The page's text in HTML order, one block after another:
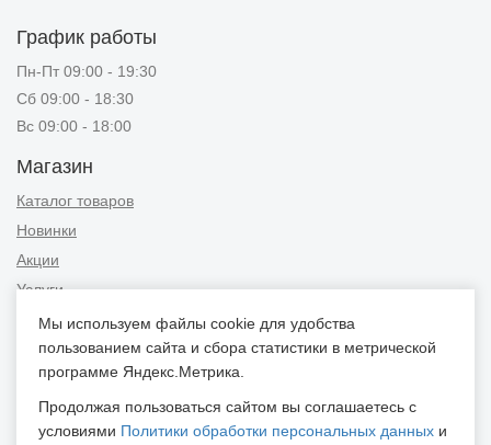
График работы
Пн-Пт 09:00 - 19:30
Сб 09:00 - 18:30
Вс 09:00 - 18:00
Магазин
Каталог товаров
Новинки
Акции
Услуги
Информация
Публичная оферта
Новости и советы
Контакты
Мы используем файлы cookie для удобства
пользованием сайта и сбора статистики в метрической
программе Яндекс.Метрика.
Продолжая пользоваться сайтом вы соглашаетесь с
условиями Политики обработки персональных данных и